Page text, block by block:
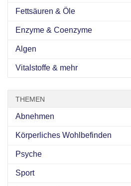
Fettsäuren & Öle
Enzyme & Coenzyme
Algen
Vitalstoffe & mehr
THEMEN
Abnehmen
Körperliches Wohlbefinden
Psyche
Sport